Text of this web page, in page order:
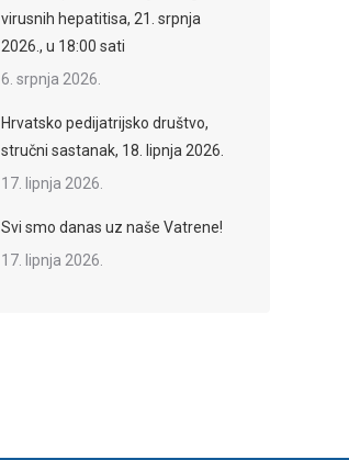
virusnih hepatitisa, 21. srpnja
2026., u 18:00 sati
6. srpnja 2026.
Hrvatsko pedijatrijsko društvo,
stručni sastanak, 18. lipnja 2026.
17. lipnja 2026.
Svi smo danas uz naše Vatrene!
17. lipnja 2026.